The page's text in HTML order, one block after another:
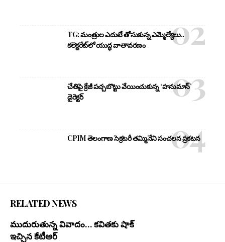
TG: మంత్రుల ఎదుటే తోసుకున్న ఎమ్మెల్యేలు..
కలెక్టరేట్‌లో యుద్ధ వాతావరణం
చేతిపై క్రేజీ పచ్చబొట్టు వేయించుకున్న ‘హనుమాన్’
డైరెక్టర్
CPIM తెలంగాణ సెక్రటరీ తమ్మినేని సంచలన ప్రకటన
RELATED NEWS
ముదురుతున్న వివాదం… కవితకు షాక్
ఇచ్చిన కేటీఆర్